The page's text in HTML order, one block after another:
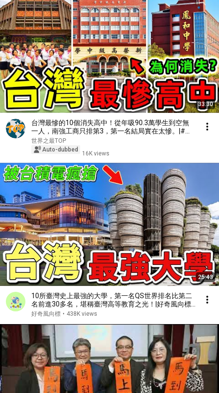
33:30
台灣最慘的10個消失高中！從年吸90.3萬學生到空無
一人，南強工商只排第3，第一名結局實在太慘。|#世
界之最top #世界之最 #環球之最 #腦洞大開 #top10 #
台灣 #最慘高中
世界之最TOP
Auto-dubbed
16K views
25:43
10所臺灣史上最強的大學，第一名QS世界排名比第二
名前進30多名，堪稱臺灣高等教育之光！|好奇風向標
#世界之最 #出類拔萃 #腦洞大開 #top10 #台灣 #大學
好奇風向標 • 438K views